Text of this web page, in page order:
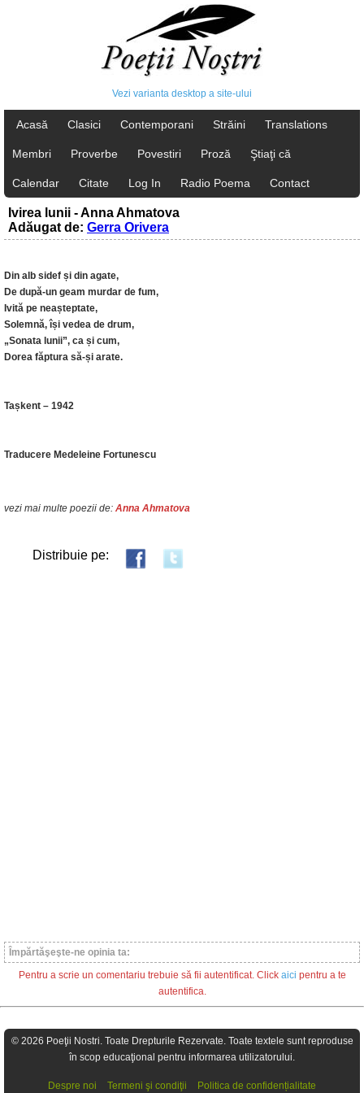
Vezi varianta desktop a site-ului
Acasă Clasici Contemporani Străini Translations
Membri Proverbe Povestiri Proză Ştiaţi că
Calendar Citate Log In Radio Poema Contact
Ivirea lunii - Anna Ahmatova
Adăugat de: Gerra Orivera
Din alb sidef și din agate,
De după-un geam murdar de fum,
Ivită pe neașteptate,
Solemnă, își vedea de drum,
„Sonata lunii”, ca și cum,
Dorea făptura să-și arate.
Tașkent – 1942
Traducere Medeleine Fortunescu
vezi mai multe poezii de: Anna Ahmatova
Distribuie pe:
Împărtăşeşte-ne opinia ta:
Pentru a scrie un comentariu trebuie să fii autentificat. Click aici pentru a te
autentifica.
© 2026 Poeţii Nostri. Toate Drepturile Rezervate. Toate textele sunt reproduse
în scop educaţional pentru informarea utilizatorului.
Despre noi Termeni şi condiţii Politica de confidențialitate